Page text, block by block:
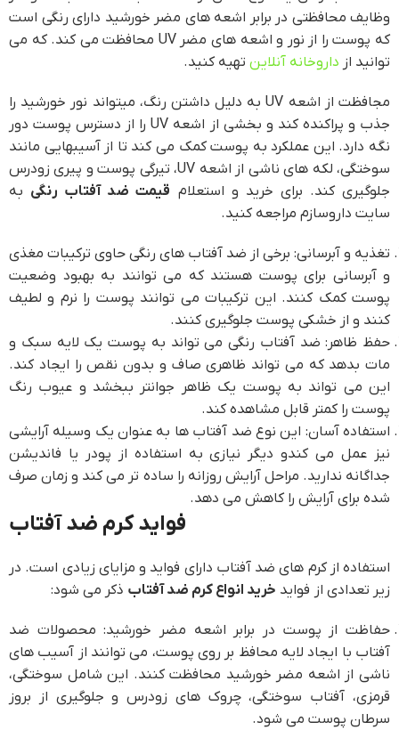
وظایف محافظتی در برابر اشعه های مضر خورشید دارای رنگی است
که پوست را از نور و اشعه های مضر UV محافظت می کند. که می
توانید از داروخانه آنلاین تهیه کنید.
مجافظت از اشعه UV به دلیل داشتن رنگ، میتواند نور خورشید را
جذب و پراکنده کند و بخشی از اشعه UV را از دسترس پوست دور
نگه دارد. این عملکرد به پوست کمک می کند تا از آسیبهایی مانند
سوختگی، لکه های ناشی از اشعه UV، تیرگی پوست و پیری زودرس
جلوگیری کند. برای خرید و استعلام قیمت ضد آفتاب رنگی به
سایت داروسازم مراجعه کنید.
تغذیه و آبرسانی: برخی از ضد آفتاب های رنگی حاوی ترکیبات مغذی
و آبرسانی برای پوست هستند که می توانند به بهبود وضعیت
پوست کمک کنند. این ترکیبات می توانند پوست را نرم و لطیف
کنند و از خشکی پوست جلوگیری کنند.
حفظ ظاهر: ضد آفتاب رنگی می تواند به پوست یک لایه سبک و
مات بدهد که می تواند ظاهری صاف و بدون نقص را ایجاد کند.
این می تواند به پوست یک ظاهر جوانتر ببخشد و عیوب رنگ
پوست را کمتر قابل مشاهده کند.
استفاده آسان: این نوع ضد آفتاب ها به عنوان یک وسیله آرایشی
نیز عمل می کندو دیگر نیازی به استفاده از پودر یا فاندیشن
جداگانه ندارید. مراحل آرایش روزانه را ساده تر می کند و زمان صرف
شده برای آرایش را کاهش می دهد.
فواید کرم ضد آفتاب
استفاده از کرم های ضد آفتاب دارای فواید و مزایای زیادی است. در
زیر تعدادی از فواید خرید انواع کرم ضد آفتاب ذکر می شود:
حفاظت از پوست در برابر اشعه مضر خورشید: محصولات ضد
آفتاب با ایجاد لایه محافظ بر روی پوست، می توانند از آسیب های
ناشی از اشعه مضر خورشید محافظت کنند. این شامل سوختگی،
قرمزی، آفتاب سوختگی، چروک های زودرس و جلوگیری از بروز
سرطان پوست می شود.